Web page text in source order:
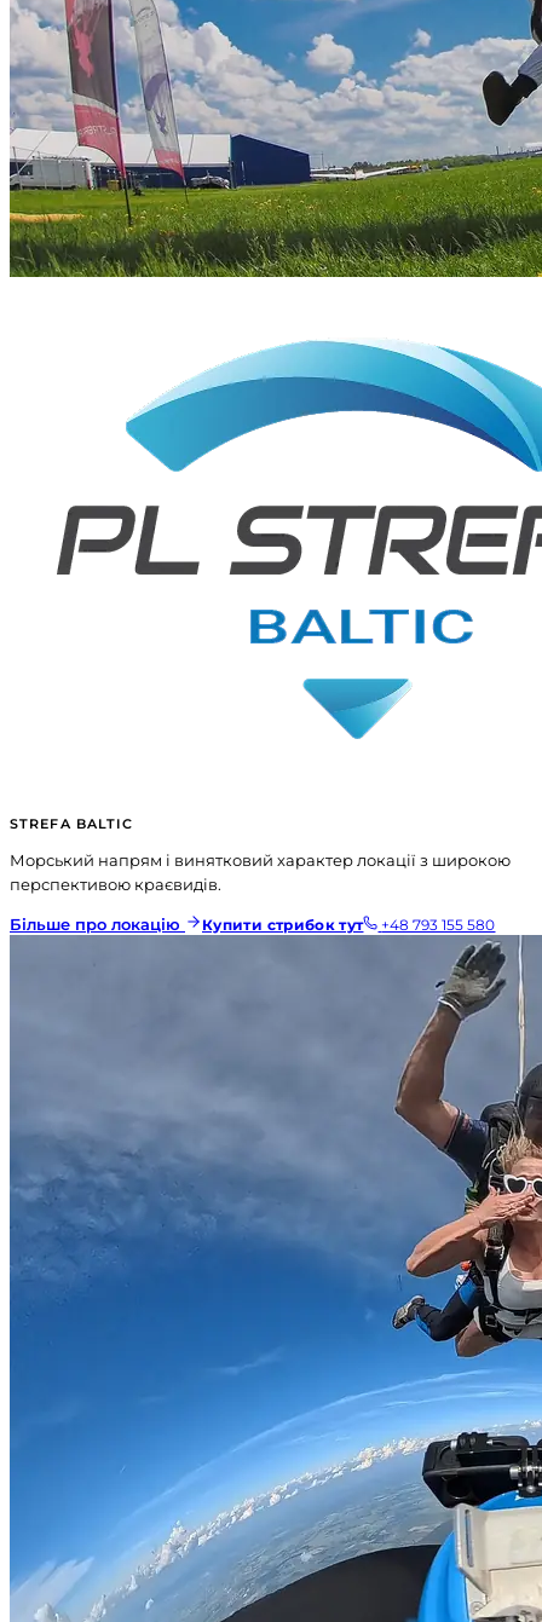
STREFA BALTIC
Морський напрям і винятковий характер локації з широкою
перспективою краєвидів.
Більше про локацію Купити стрибок тут +48 793 155 580